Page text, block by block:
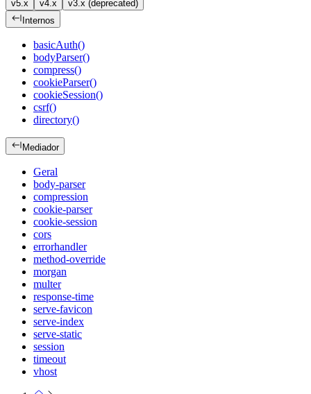
v5.x v4.x
v3.x (deprecated)
Internos
basicAuth()
bodyParser()
compress()
cookieParser()
cookieSession()
csrf()
directory()
Mediador
Geral
body-parser
compression
cookie-parser
cookie-session
cors
errorhandler
method-override
morgan
multer
response-time
serve-favicon
serve-index
serve-static
session
timeout
vhost